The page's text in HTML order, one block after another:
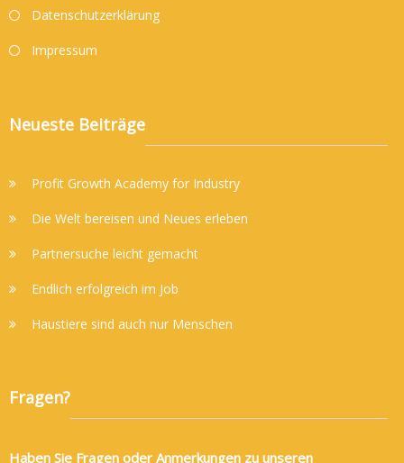
Datenschutzerklärung
Impressum
Neueste Beiträge
Profit Growth Academy for Industry
Die Welt bereisen und Neues erleben
Partnersuche leicht gemacht
Endlich erfolgreich im Job
Haustiere sind auch nur Menschen
Fragen?
Haben Sie Fragen oder Anmerkungen zu unseren